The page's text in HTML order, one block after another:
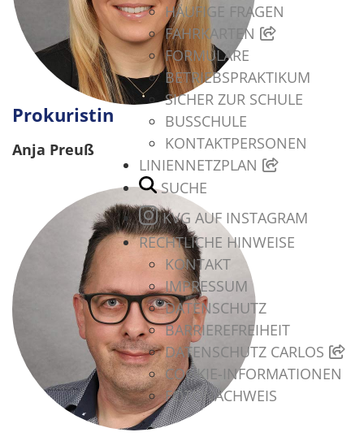
HÄUFIGE FRAGEN
FAHRKARTEN
FORMULARE
BETRIEBSPRAKTIKUM
SICHER ZUR SCHULE
BUSSCHULE
KONTAKTPERSONEN
LINIENNETZPLAN
SUCHE
KVG AUF INSTAGRAM
RECHTLICHE HINWEISE
KONTAKT
IMPRESSUM
DATENSCHUTZ
BARRIEREFREIHEIT
DATENSCHUTZ CARLOS
COOKIE-INFORMATIONEN
FOTONACHWEIS
Prokuristin
Anja Preuß